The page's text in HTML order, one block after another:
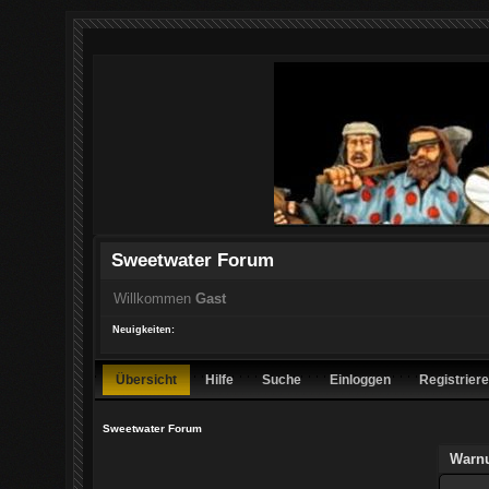
Sweetwater Forum
Willkommen Gast
Neuigkeiten:
Übersicht Hilfe Suche Einloggen
Sweetwater Forum